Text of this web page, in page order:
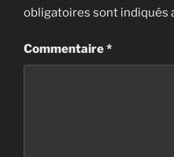
obligatoires sont indiqués
Commentaire*